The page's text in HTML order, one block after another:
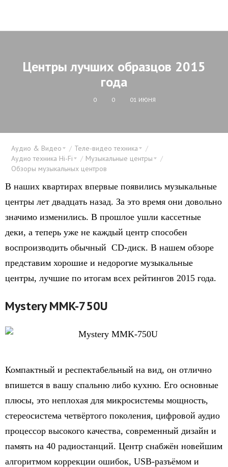
Центры лучших образцов 2015
года
0 0 01 ИЮНЯ
Аудио & Видео
Теле-видео техника
Аудио техника Hi-Fi
Музыкальные центры
Обзоры музыкальных центров
В наших квартирах впервые появились музыкальные
центры лет двадцать назад. За это время они довольно
значимо изменились. В прошлое ушли кассетные
деки, а теперь уже не каждый центр способен
воспроизводить обычный CD-диск. В нашем обзоре
представим хорошие и недорогие музыкальные
центры, лучшие по итогам всех рейтингов 2015 года.
Mystery MMK-750U
Компактный и респектабельный на вид, он отлично
впишется в вашу спальню либо кухню. Его основные
плюсы, это неплохая для микросистемы мощность,
стереосистема четвёртого поколения, цифровой аудио
процессор высокого качества, современный дизайн и
память на 40 радиостанций. Центр снабжён новейшим
алгоритмом коррекции ошибок, USB-разъёмом и